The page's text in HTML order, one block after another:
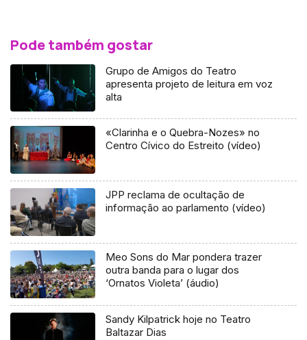
Pode também gostar
Grupo de Amigos do Teatro
apresenta projeto de leitura em voz
alta
«Clarinha e o Quebra-Nozes» no
Centro Cívico do Estreito (vídeo)
JPP reclama de ocultação de
informação ao parlamento (vídeo)
Meo Sons do Mar pondera trazer
outra banda para o lugar dos
‘Ornatos Violeta’ (áudio)
Sandy Kilpatrick hoje no Teatro
Baltazar Dias